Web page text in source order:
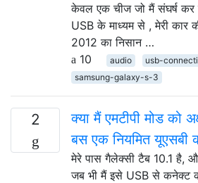
केवल एक चीज जो मैं संघर्ष कर
USB के माध्यम से , मेरी कार
2012 का निसान …
10
audio
usb-
samsung-galaxy-s-3
2
क्या मैं एमटीपी मोड को
बस एक नियमित यूएसबी
मेरे पास गैलेक्सी टैब 10.1 है,
जब भी मैं इसे USB से कनेक्ट